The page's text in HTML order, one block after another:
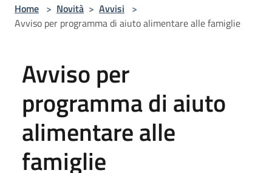
Home > Novità > Avvisi >
Avviso per programma di aiuto alimentare alle famiglie
Avviso per
programma di aiuto
alimentare alle
famiglie